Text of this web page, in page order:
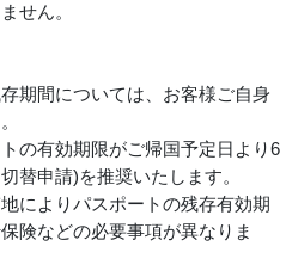
せん。
期間については、お客様ご自身
の有効期限がご帰国予定日より6
替申請)を推奨いたします。
によりパスポートの残存有効期
険などの必要事項が異なりま